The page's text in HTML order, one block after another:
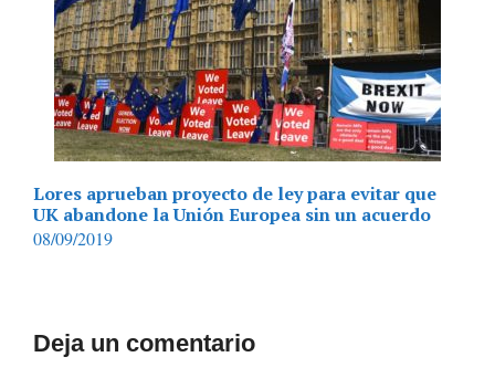
Lores aprueban proyecto de ley para evitar que
UK abandone la Unión Europea sin un acuerdo
08/09/2019
Deja un comentario